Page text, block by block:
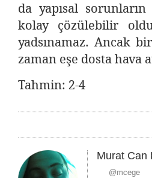
da yapısal
kolay çözülebilir
yadsınamaz. Ancak
zaman eşe dosta
Tahmin: 2-4
Murat Can
@mcege